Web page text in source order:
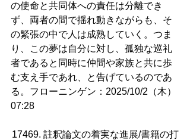
の使命と共同体への責任は分離でき
ず、両者の間で揺れ動きながらも、そ
の緊張の中で人は成熟していく。つま
り、この夢は自分に対し、孤独な巡礼
者であると同時に仲間や家族と共に歩
む支え手であれ、と告げているのであ
る。フローニンゲン：2025/10/2（木）
07:28
17469. 註釈論文の着実な進展/書籍の打